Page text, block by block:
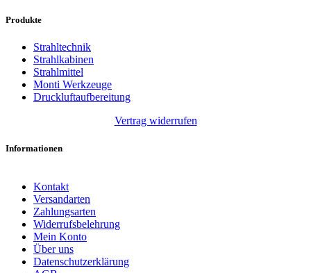
Produkte
Strahltechnik
Strahlkabinen
Strahlmittel
Monti Werkzeuge
Druckluftaufbereitung
Vertrag widerrufen
Informationen
Kontakt
Versandarten
Zahlungsarten
Widerrufsbelehrung
Mein Konto
Über uns
Datenschutzerklärung